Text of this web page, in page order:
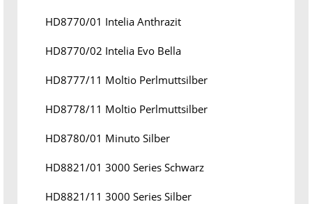
HD8770/01 Intelia Anthrazit
HD8770/02 Intelia Evo Bella
HD8777/11 Moltio Perlmuttsilber
HD8778/11 Moltio Perlmuttsilber
HD8780/01 Minuto Silber
HD8821/01 3000 Series Schwarz
HD8821/11 3000 Series Silber